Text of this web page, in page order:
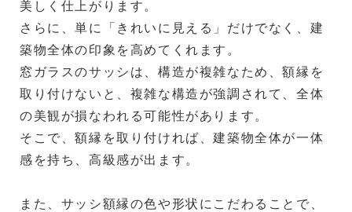
美しく仕上がります。
さらに、単に「きれいに見える」だけでなく、建
築物全体の印象を高めてくれます。
窓ガラスのサッシは、構造が複雑なため、額縁を
取り付けないと、複雑な構造が強調されて、全体
の美観が損なわれる可能性があります。
そこで、額縁を取り付ければ、建築物全体が一体
感を持ち、高級感が出ます。
また、サッシ額縁の色や形状にこだわることで、